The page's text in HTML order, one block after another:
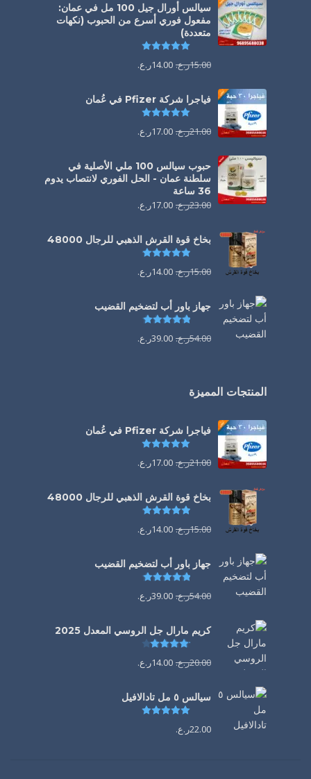
سيالس أورال جيل 100 مل في عمان:
مفعول فوري أسرع من الحبوب (نكهات
متعددة)
15.00ر.ع. 14.00ر.ع.
فياجرا شركة Pfizer في عُمان
21.00ر.ع. 17.00ر.ع.
حبوب سيالس 100 ملي الأصلية في
سلطنة عمان - الحل الفوري لانتصاب يدوم
36 ساعة
23.00ر.ع. 17.00ر.ع.
بخاخ قوة القرش الذهبي للرجال 48000
تم التقييم
15.00ر.ع. 14.00ر.ع.
جهاز باور أب لتضخيم القضيب
تم التقييم
54.00ر.ع. 39.00ر.ع.
المنتجات المميزة
فياجرا شركة Pfizer في عُمان
21.00ر.ع. 17.00ر.ع.
بخاخ قوة القرش الذهبي للرجال 48000
تم التقييم
15.00ر.ع. 14.00ر.ع.
جهاز باور أب لتضخيم القضيب
تم التقييم
54.00ر.ع. 39.00ر.ع.
كريم مارال جل الروسي المعدل 2025
تم التقييم
20.00ر.ع. 14.00ر.ع.
سيالس ٥ مل تادالافيل
22.00ر.ع.